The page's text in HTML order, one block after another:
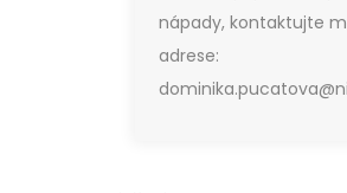
nápady, kontaktujte
adrese: